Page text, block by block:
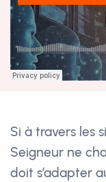
Si à travers les
Seigneur ne
doit s’adapter